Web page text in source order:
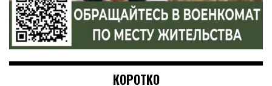
КОРОТКО